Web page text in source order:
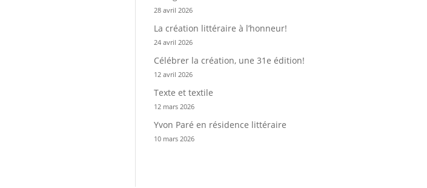
28 avril 2026
La création littéraire à l’honneur!
24 avril 2026
Célébrer la création, une 31e édition!
12 avril 2026
Texte et textile
12 mars 2026
Yvon Paré en résidence littéraire
10 mars 2026